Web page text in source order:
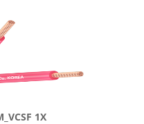
1X